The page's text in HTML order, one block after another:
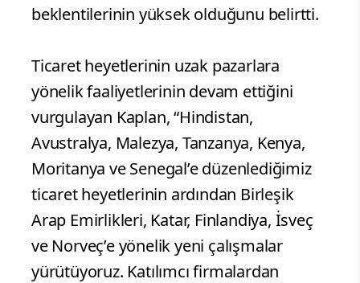
beklentilerinin yüksek olduğunu belirtti.
Ticaret heyetlerinin uzak pazarlara
yönelik faaliyetlerinin devam ettiğini
vurgulayan Kaplan, “Hindistan,
Avustralya, Malezya, Tanzanya, Kenya,
Moritanya ve Senegal’e düzenlediğimiz
ticaret heyetlerinin ardından Birleşik
Arap Emirlikleri, Katar, Finlandiya, İsveç
ve Norveç’e yönelik yeni çalışmalar
yürütüyoruz. Katılımcı firmalardan